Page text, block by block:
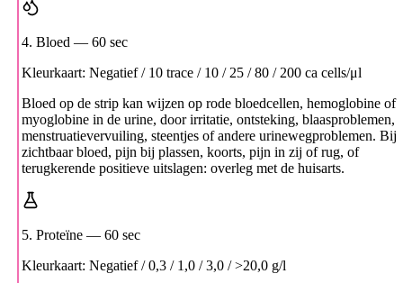
4. Bloed — 60 sec
Kleurkaart: Negatief / 10 trace / 10 / 25 / 80 / 200 ca cells/μl
Bloed op de strip kan wijzen op rode bloedcellen, hemoglobine of
myoglobine in de urine, door irritatie, ontsteking, blaasproblemen,
menstruatievervuiling, steentjes of andere urinewegproblemen. Bij
zichtbaar bloed, pijn bij plassen, koorts, pijn in zij of rug, of
terugkerende positieve uitslagen: overleg met de huisarts.
5. Proteïne — 60 sec
Kleurkaart: Negatief / 0,3 / 1,0 / 3,0 / >20,0 g/l